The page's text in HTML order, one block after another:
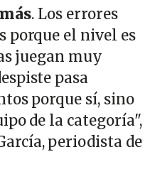
. Los errores
porque el nivel es
juegan muy
pasa
porque sí, sino
de la categoría",
periodista de